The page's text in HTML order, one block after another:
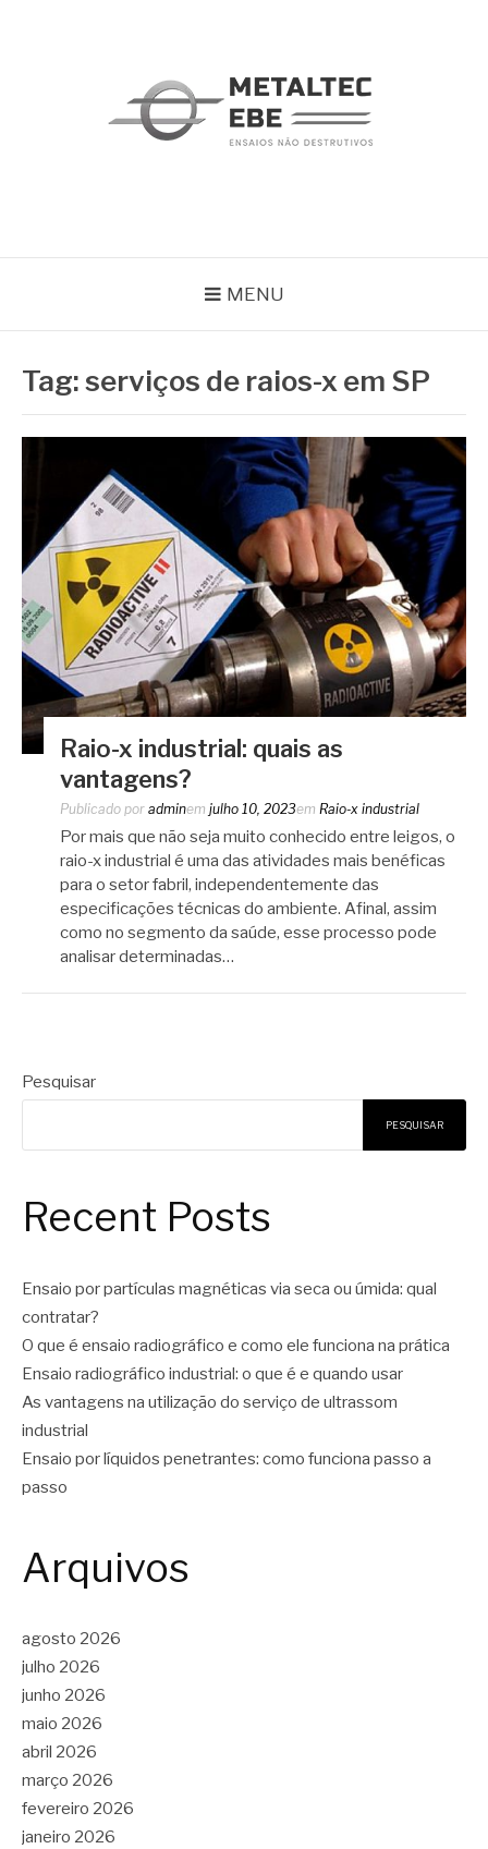
MENU
Tag:serviços de raios-x em SP
Raio-x industrial: quais as
vantagens?
Publicado por adminem julho 10, 2023em Raio-x industrial
Por mais que não seja muito conhecido entre leigos, o
raio-x industrial é uma das atividades mais benéficas
para o setor fabril, independentemente das
especificações técnicas do ambiente. Afinal, assim
como no segmento da saúde, esse processo pode
analisar determinadas…
Pesquisar
PESQUISAR
Recent Posts
Ensaio por partículas magnéticas via seca ou úmida: qual
contratar?
O que é ensaio radiográfico e como ele funciona na prática
Ensaio radiográfico industrial: o que é e quando usar
As vantagens na utilização do serviço de ultrassom
industrial
Ensaio por líquidos penetrantes: como funciona passo a
passo
Arquivos
agosto 2026
julho 2026
junho 2026
maio 2026
abril 2026
março 2026
fevereiro 2026
janeiro 2026